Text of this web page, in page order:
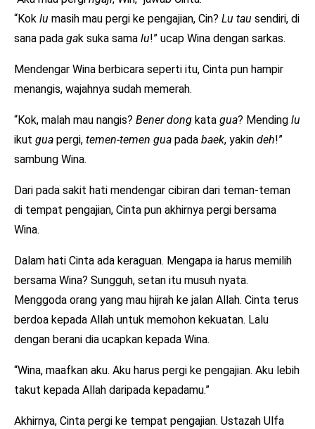
“Kok lu masih mau pergi ke pengajian, Cin? Lu tau sendiri, di
sana pada gak suka sama lu!” ucap Wina dengan sarkas.
Mendengar Wina berbicara seperti itu, Cinta pun hampir
menangis, wajahnya sudah memerah.
“Kok, malah mau nangis? Bener dong kata gua? Mending lu
ikut gua pergi, temen-temen gua pada baek, yakin deh!”
sambung Wina.
Dari pada sakit hati mendengar cibiran dari teman-teman
di tempat pengajian, Cinta pun akhirnya pergi bersama
Wina.
Dalam hati Cinta ada keraguan. Mengapa ia harus memilih
bersama Wina? Sungguh, setan itu musuh nyata.
Menggoda orang yang mau hijrah ke jalan Allah. Cinta terus
berdoa kepada Allah untuk memohon kekuatan. Lalu
dengan berani dia ucapkan kepada Wina.
“Wina, maafkan aku. Aku harus pergi ke pengajian. Aku lebih
takut kepada Allah daripada kepadamu.”
Akhirnya, Cinta pergi ke tempat pengajian. Ustazah Ulfa